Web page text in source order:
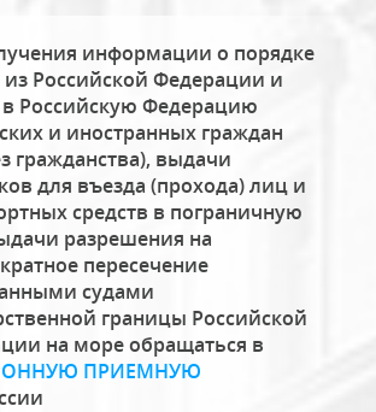
информации о порядке
из Российской Федерации и
в Российскую Федерацию
и иностранных граждан
гражданства), выдачи
для въезда (прохода) лиц и
средств в пограничную
разрешения на
пересечение
судами
границы Российской
на море обращаться в
ПРИЕМНУЮ